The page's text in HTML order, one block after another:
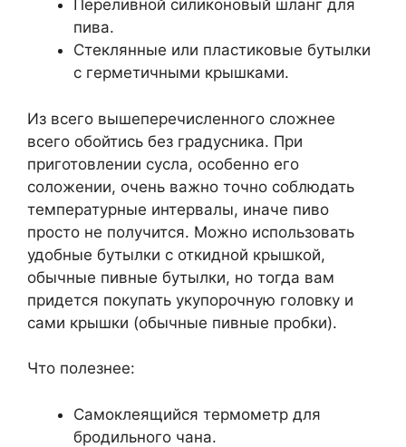
Переливной силиконовый шланг для
пива.
Стеклянные или пластиковые бутылки
с герметичными крышками.
Из всего вышеперечисленного сложнее
всего обойтись без градусника. При
приготовлении сусла, особенно его
соложении, очень важно точно соблюдать
температурные интервалы, иначе пиво
просто не получится. Можно использовать
удобные бутылки с откидной крышкой,
обычные пивные бутылки, но тогда вам
придется покупать укупорочную головку и
сами крышки (обычные пивные пробки).
Что полезнее:
Самоклеящийся термометр для
бродильного чана.